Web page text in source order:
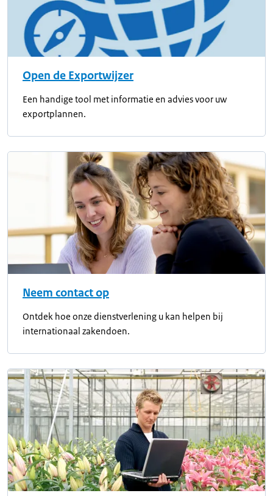
Open de Exportwijzer
Een handige tool met informatie en advies voor uw
exportplannen.
Neem contact op
Ontdek hoe onze dienstverlening u kan helpen bij
internationaal zakendoen.